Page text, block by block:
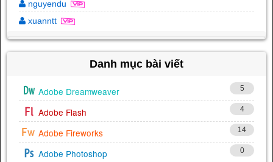
nguyendu
xuanntt
Danh mục bài viết
Adobe Dreamweaver 5
Adobe Flash 4
Adobe Fireworks 14
Adobe Photoshop 0